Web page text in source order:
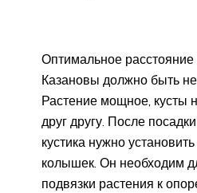
Оптимальное
Казановы должно быть
Растение мощное, кусты
друг другу. После
кустика нужно
колышек. Он необходим
подвязки растения к